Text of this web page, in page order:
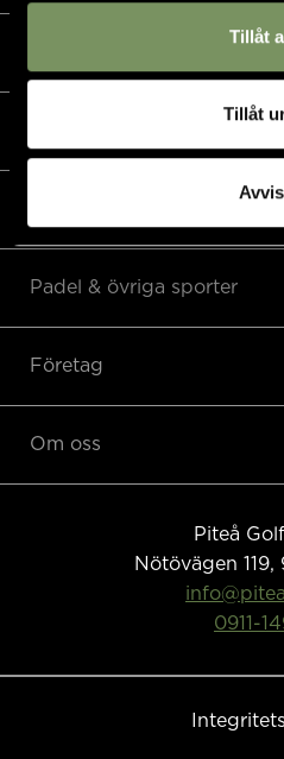
Tillåt
Tillåt
Padel & övriga sporter
Företag
Om oss
Piteå
Nötövägen 119,
0911-